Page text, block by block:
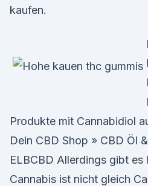
kaufen.
Produkte mit Cannabidiol
Dein CBD Shop » CBD Öl
ELBCBD Allerdings gibt
Cannabis ist nicht gleich